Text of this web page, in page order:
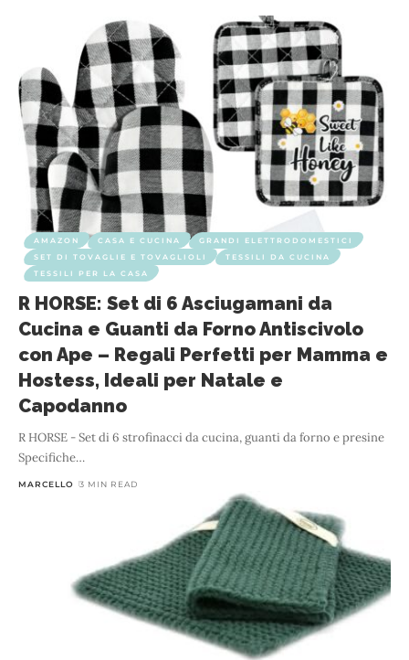
AMAZON CASA E CUCINA
GRANDI ELETTRODOMESTICI
SET DI TOVAGLIE E TOVAGLIOLI
TESSILI DA CUCINA
TESSILI PER LA CASA
R HORSE: Set di 6 Asciugamani da
Cucina e Guanti da Forno Antiscivolo
con Ape – Regali Perfetti per Mamma e
Hostess, Ideali per Natale e
Capodanno
R HORSE - Set di 6 strofinacci da cucina, guanti da forno e presine
Specifiche…
MARCELLO 3 MIN READ